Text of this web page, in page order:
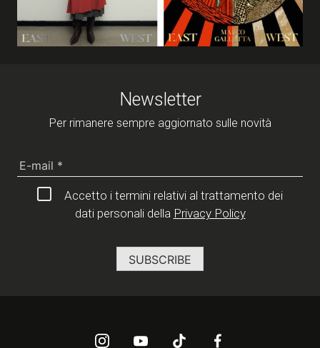
Newsletter
Per rimanere sempre aggiornato sulle novità
Accetto i termini relativi al trattamento dei
dati personali della Privacy Policy